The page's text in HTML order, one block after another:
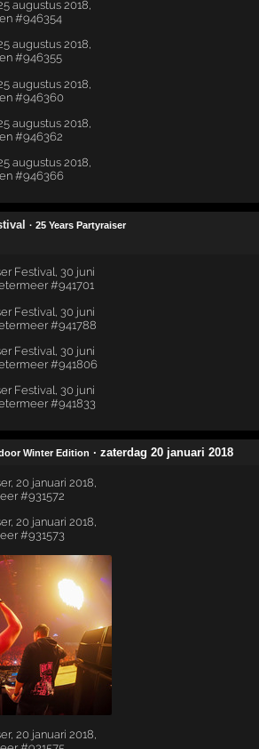
· 25 Years Partyraiser
Winter Edition · zaterdag 20 januari 2018